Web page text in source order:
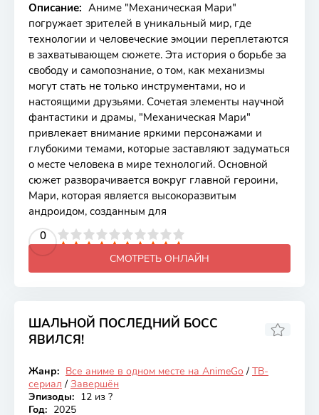
Описание: Аниме "Механическая Мари"
погружает зрителей в уникальный мир, где
технологии и человеческие эмоции переплетаются
в захватывающем сюжете. Эта история о борьбе за
свободу и самопознание, о том, как механизмы
могут стать не только инструментами, но и
настоящими друзьями. Сочетая элементы научной
фантастики и драмы, "Механическая Мари"
привлекает внимание яркими персонажами и
глубокими темами, которые заставляют задуматься
о месте человека в мире технологий. Основной
сюжет разворачивается вокруг главной героини,
Мари, которая является высокоразвитым
андроидом, созданным для
0
4 5 6 7 8 9 10
СМОТРЕТЬ ОНЛАЙН
ШАЛЬНОЙ ПОСЛЕДНИЙ БОСС
ЯВИЛСЯ!
Закончен
Жанр: Все аниме в одном месте на AnimeGo / ТВ-
сериал / Завершён
Эпизоды: 12 из ?
Год: 2025